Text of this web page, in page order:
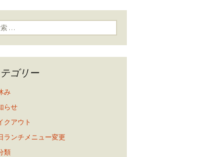
:
ゴリー
み
らせ
クアウト
ランチメニュー変更
類